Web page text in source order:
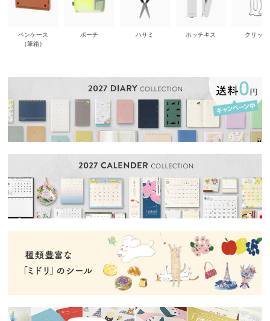
ペンケース
（筆箱）
ポーチ ハサミ ホッチキス クリップ